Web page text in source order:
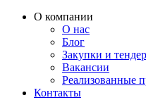
О компании
О нас
Блог
Закупки и
Вакансии
Реализованные
Контакты